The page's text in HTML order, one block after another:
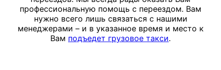
профессиональную помощь с переездом. Вам
нужно всего лишь связаться с нашими
менеджерами – и в указанное время и место к
Вам подъедет грузовое такси.